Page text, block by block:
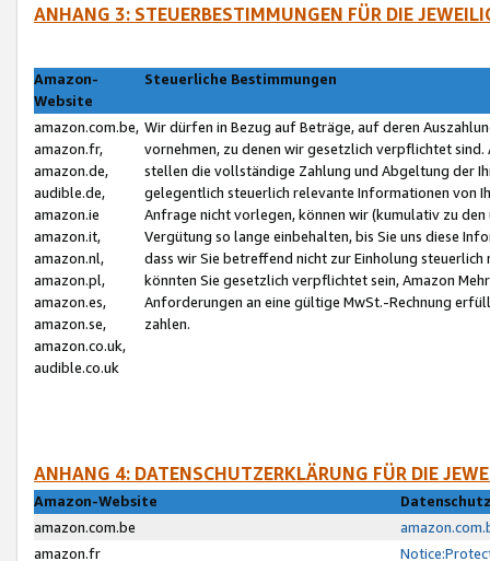
ANHANG 3: STEUERBESTIMMUNGEN FÜR DIE
Amazon-
Website
Steuerliche Bestimmungen
amazon.com.be,
amazon.fr,
amazon.de,
audible.de,
amazon.ie
amazon.it,
amazon.nl,
amazon.pl,
amazon.es,
amazon.se,
amazon.co.uk,
audible.co.uk
Wir dürfen in Bezug auf Beträge, auf deren
vornehmen, zu denen wir gesetzlich verpflichtet
stellen die vollständige Zahlung und Abgeltung der
gelegentlich steuerlich relevante Informationen von
Anfrage nicht vorlegen, können wir (kumulativ zu
Vergütung so lange einbehalten, bis Sie uns diese
dass wir Sie betreffend nicht zur Einholung
könnten Sie gesetzlich verpflichtet sein, Amazon
Anforderungen an eine gültige MwSt.-Rechnung
zahlen.
ANHANG 4: DATENSCHUTZERKLÄRUNG FÜR DIE
Amazon-Website
amazon.com.be
amazon.fr